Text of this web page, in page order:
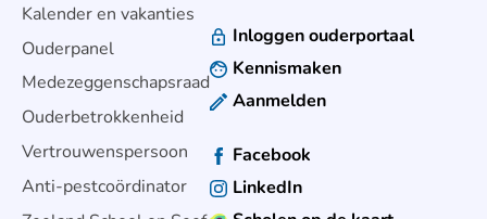
Kalender en vakanties
Ouderpanel
Medezeggenschapsraad
Ouderbetrokkenheid
Vertrouwenspersoon
Anti-pestcoördinator
Inloggen ouderportaal
Kennismaken
Aanmelden
Facebook
LinkedIn